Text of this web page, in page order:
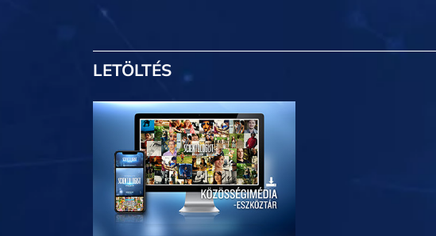
LETÖLTÉS